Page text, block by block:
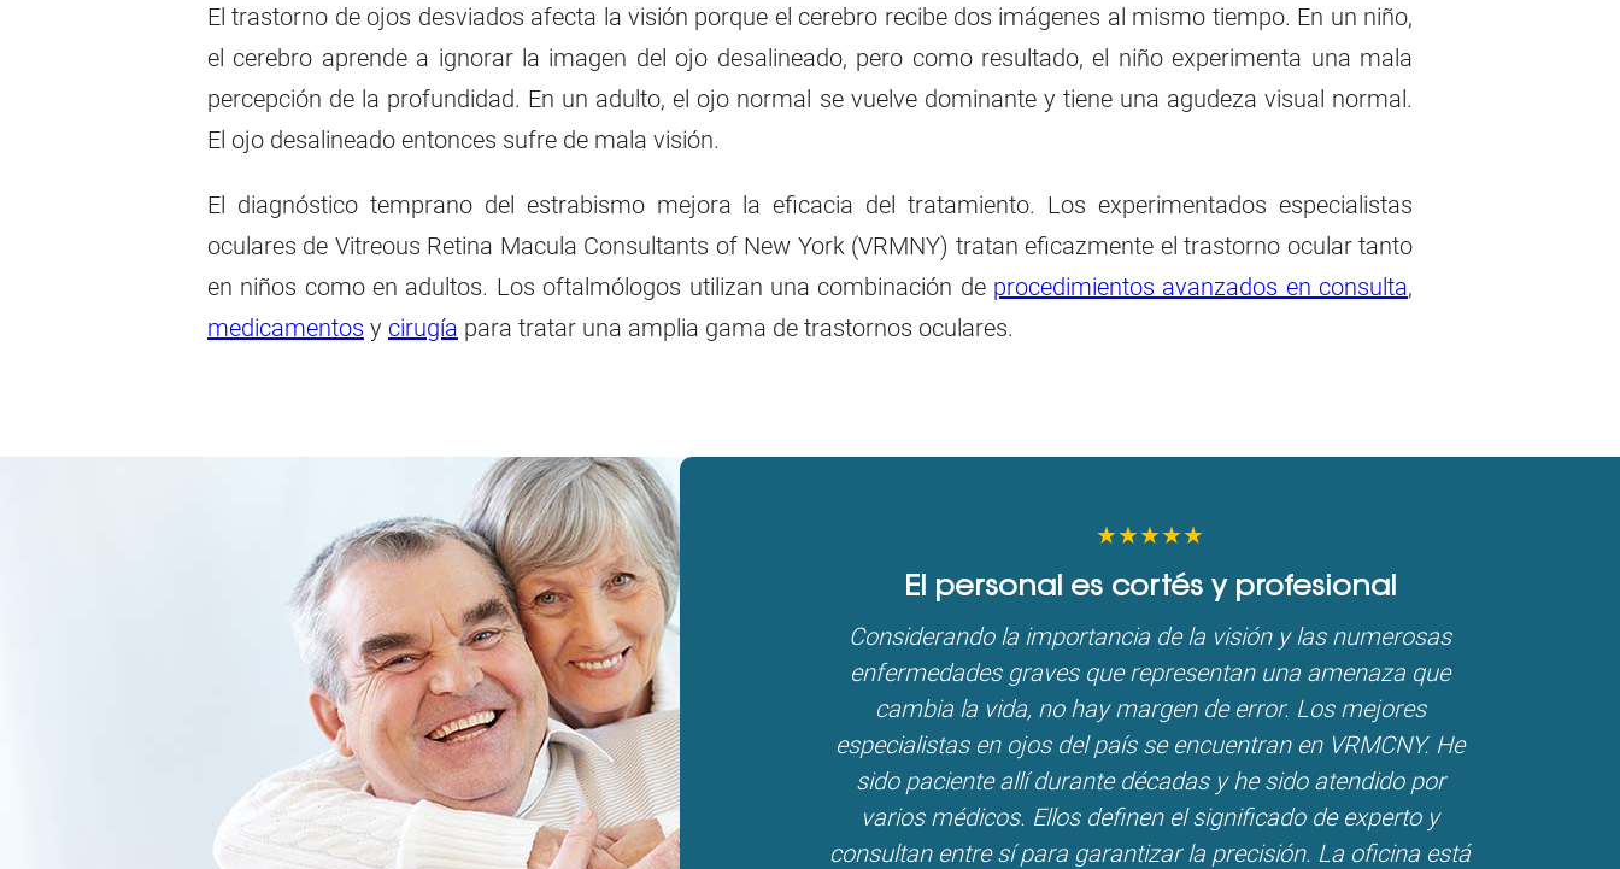
El trastorno de ojos desviados afecta la visión porque el cerebro recibe dos imágenes al mismo tiempo. En un niño,
el cerebro aprende a ignorar la imagen del ojo desalineado, pero como resultado, el niño experimenta una mala
percepción de la profundidad. En un adulto, el ojo normal se vuelve dominante y tiene una agudeza visual normal.
El ojo desalineado entonces sufre de mala visión.
El diagnóstico temprano del estrabismo mejora la eficacia del tratamiento. Los experimentados especialistas
oculares de Vitreous Retina Macula Consultants of New York (VRMNY) tratan eficazmente el trastorno ocular tanto
en niños como en adultos. Los oftalmólogos utilizan una combinación de procedimientos avanzados en consulta,
medicamentos y cirugía para tratar una amplia gama de trastornos oculares.
★★★★★
El personal es cortés y profesional
Considerando la importancia de la visión y las numerosas
enfermedades graves que representan una amenaza que
cambia la vida, no hay margen de error. Los mejores
especialistas en ojos del país se encuentran en VRMCNY. He
sido paciente allí durante décadas y he sido atendido por
varios médicos. Ellos definen el significado de experto y
consultan entre sí para garantizar la precisión. La oficina está